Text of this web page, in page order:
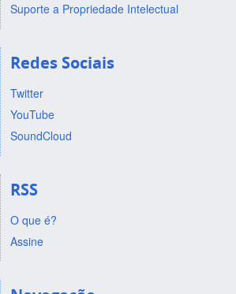
Suporte a Propriedade Intelectual
Redes Sociais
Twitter
YouTube
SoundCloud
RSS
O que é?
Assine